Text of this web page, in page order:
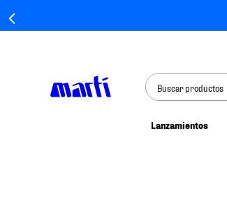
Buscar productos
Lanzamientos